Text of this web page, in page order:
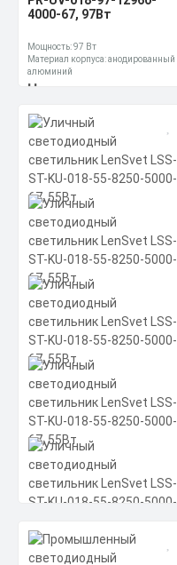
4000-67, 97Вт
Мощность: 97 Вт
Материал корпуса: анодированный
алюминий
Производитель источника питания:
Цена по запросу
Получить КП за 15
минутСкачать
КП
Уличный светодиодный
светильник LenSvet LSS-